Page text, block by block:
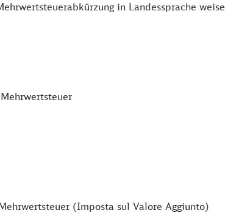
in Landessprache
(Imposta sul Valore Aggiunto)